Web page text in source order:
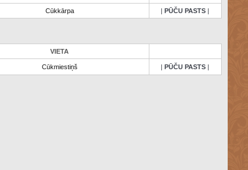
Cūkkārpa |PŪČU PASTS |
VIETA
Cūkmiestiņš |PŪČU PASTS |